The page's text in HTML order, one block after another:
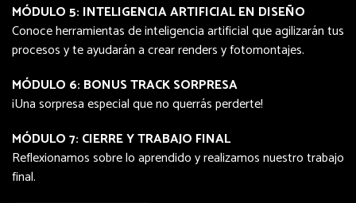
MÓDULO 5: INTELIGENCIA ARTIFICIAL EN DISEÑO
Conoce herramientas de inteligencia artificial que agilizarán tus
procesos y te ayudarán a crear renders y fotomontajes.
MÓDULO 6: BONUS TRACK SORPRESA
¡Una sorpresa especial que no querrás perderte!
MÓDULO 7: CIERRE Y TRABAJO FINAL
Reflexionamos sobre lo aprendido y realizamos nuestro trabajo
final.